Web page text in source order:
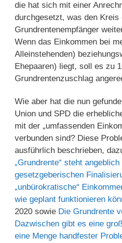
die hat sich mit einer
durchgesetzt, was den Kreis
Grundrentenempfänger
Wenn das Einkommen bei
Alleinstehenden)
Ehepaaren) liegt, soll es zu
Grundrentenzuschlag
Wie aber hat die nun
Union und SPD die
mit der „umfassenden
verbunden sind? Diese
ausführlich beschrieben,
„Grundrente“ steht
gesetzgeberischen
„unbürokratische“
wie geplant funktionieren
2020 sowie Die Grundrente
Dazwischen gibt es eine
eine Menge handfester